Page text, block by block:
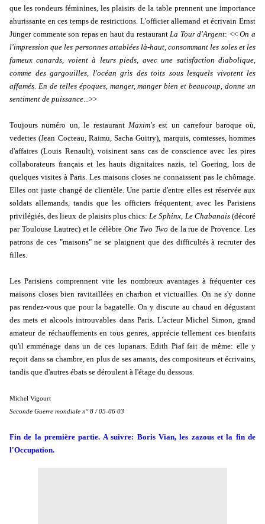
que les rondeurs féminines, les plaisirs de la table prennent une importance
ahurissante en ces temps de restrictions. L'officier allemand et écrivain Ernst
Jünger commente son repas en haut du restaurantLa Tour d'Argent: <<On a
l'impression que les personnes attablées là-haut, consommant les soles et les
fameux canards, voient à leurs pieds, avec une satisfaction diabolique,
comme des gargouilles, l'océan gris des toits sous lesquels vivotent les
affamés. En de telles époques, manger, manger bien et beaucoup, donne un
sentiment de puissance...>>
Toujours numéro un, le restaurant Maxim's est un carrefour baroque où,
vedettes (Jean Cocteau, Raimu, Sacha Guitry), marquis, comtesses, hommes
d'affaires (Louis Renault), voisinent sans cas de conscience avec les pires
collaborateurs français et les hauts dignitaires nazis, tel Goering, lors de
quelques visites à Paris. Les maisons closes ne connaissent pas le chômage.
Elles ont juste changé de clientèle. Une partie d'entre elles est réservée aux
soldats allemands, tandis que les officiers fréquentent, avec les Parisiens
privilégiés, des lieux de plaisirs plus chics:Le Sphinx, Le Chabanais(décoré
par Toulouse Lautrec) et le célèbreOne Two Two de la rue de Provence. Les
patrons de ces "maisons" ne se plaignent que des difficultés à recruter des
filles.
Les Parisiens comprennent vite les nombreux avantages à fréquenter ces
maisons closes bien ravitaillées en charbon et victuailles. On ne s'y donne
pas rendez-vous que pour la bagatelle. On y discute au chaud en dégustant
des mets et alcools introuvables dans Paris. L'acteur Michel Simon, grand
amateur de réchauffements en tous genres, apprécie tellement ces bienfaits
qu'il emménage dans un de ces lupanars. Edith Piaf fait de même: elle y
reçoit dans sa chambre, en plus de ses amants, des compositeurs et écrivains,
tandis que d'autres ébats se déroulent à l'étage du dessous.
Michel Vigourt
Seconde Guerre mondiale n° 8 / 05-06 03
Fin de la première partie. A suivre: Boris Vian, les zazous et la fin de
l'Occupation.